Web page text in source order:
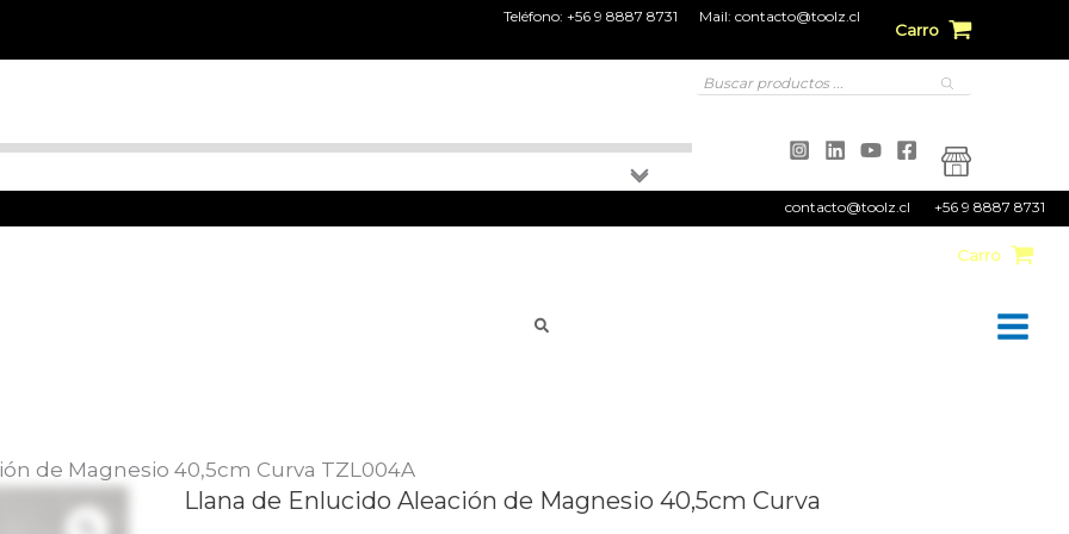
Teléfono:+56 9 8887 8731 Mail:contacto@toolz.cl
Carro
Búsqueda
de
contacto@toolz.cl +56 9 8887 8731
Carro
Buscar
de Magnesio 40,5cm Curva TZL004A
Llana de Enlucido Aleación de Magnesio 40,5cm Curva
El
El